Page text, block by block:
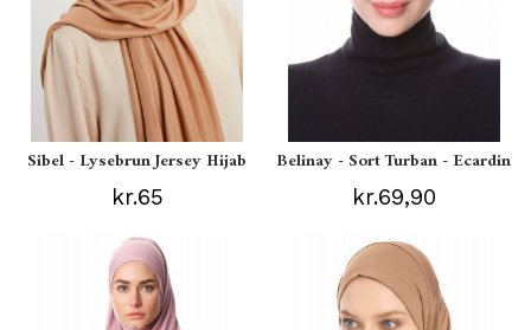
Sibel - Lysebrun Jersey Hijab
kr.65
Belinay - Sort Turban - Ecardin
kr.69,90